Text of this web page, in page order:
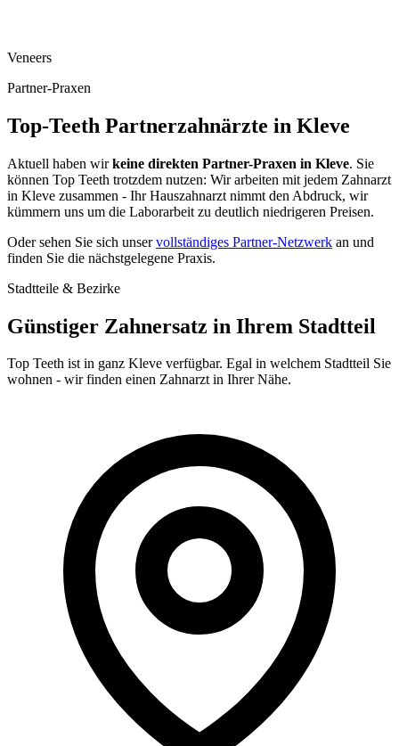
Veneers
Partner-Praxen
Top-Teeth Partnerzahnärzte in Kleve
Aktuell haben wirkeine direkten Partner-Praxen in Kleve. Sie
können Top Teeth trotzdem nutzen: Wir arbeiten mit jedem Zahnarzt
in Kleve zusammen - Ihr Hauszahnarzt nimmt den Abdruck, wir
kümmern uns um die Laborarbeit zu deutlich niedrigeren Preisen.
Oder sehen Sie sich unservollständiges Partner-Netzwerk an und
finden Sie die nächstgelegene Praxis.
Stadtteile & Bezirke
Günstiger Zahnersatz in Ihrem Stadtteil
Top Teeth ist in ganz Kleve verfügbar. Egal in welchem Stadtteil Sie
wohnen - wir finden einen Zahnarzt in Ihrer Nähe.